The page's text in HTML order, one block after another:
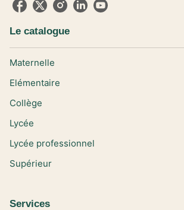
Le catalogue
Maternelle
Elémentaire
Collège
Lycée
Lycée professionnel
Supérieur
Services